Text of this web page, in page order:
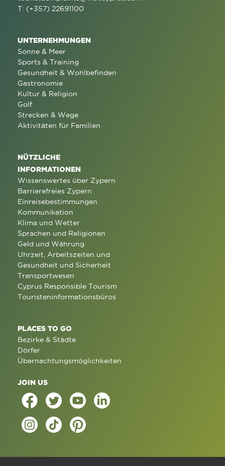
T: (+357) 22691100
UNTERNEHMUNGEN
Sonne & Meer
Sports & Training
Gesundheit & Wohlbefinden
Gastronomie
Kultur & Religion
Golf
Strecken & Wege
Aktivitäten für Familien
NÜTZLICHE
INFORMATIONEN
Wissenswertes über Zypern
Barrierefreies Zypern
Einreisebestimmungen
Kommunikation
Klima und Wetter
Sprachen und Religionen
Geld und Währung
Uhrzeit, Arbeitszeiten und
Gesundheit und Sicherheit
Transportwesen
Cyprus Responsible Tourism
Touristeninformationsbüros
PLACES TO GO
Bezirke & Städte
Dörfer
Übernachtungsmöglichkeiten
JOIN US